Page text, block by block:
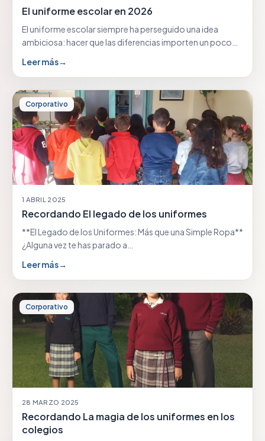
El uniforme escolar en 2026
El uniforme escolar siempre ha perseguido una idea
ambiciosa: hacer que las diferencias importen un poco…
Leer más→
Corporativo
1 ABRIL 2025
Recordando El legado de los uniformes
**El Legado de los Uniformes: Más que una Simple Ropa**
¿Alguna vez te has parado a…
Leer más→
Corporativo
28 MARZO 2025
Recordando La magia de los uniformes en los
colegios